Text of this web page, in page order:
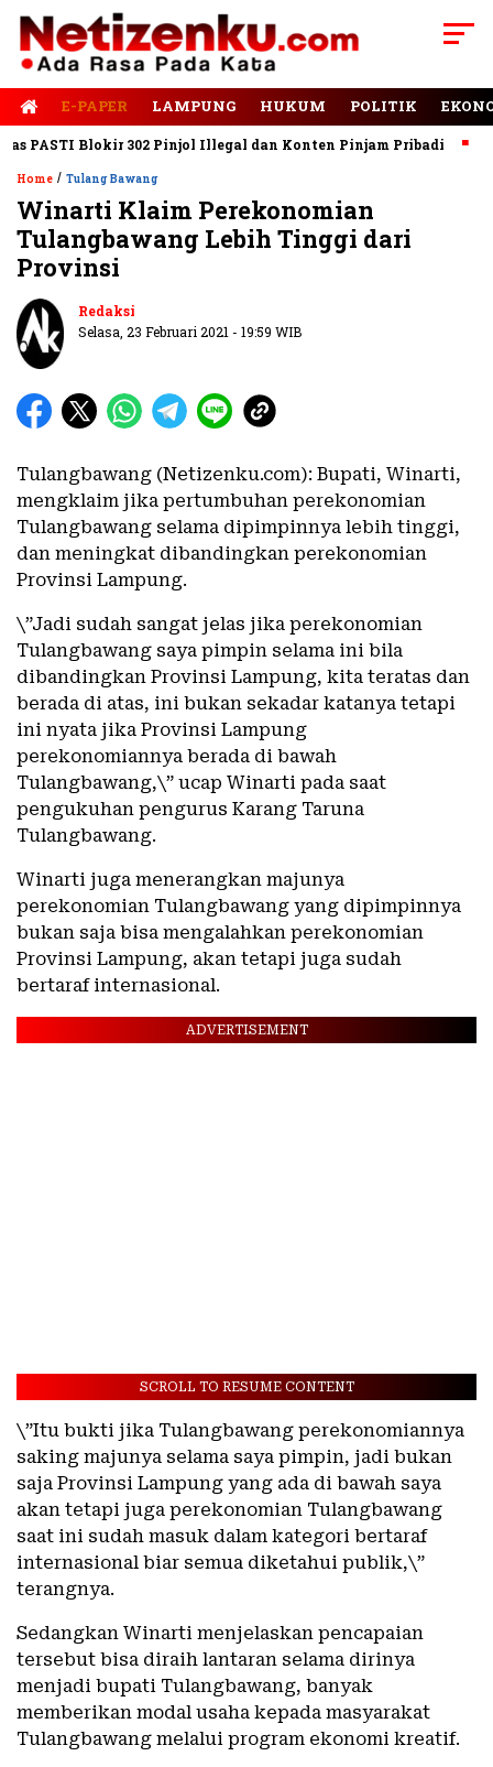
E-PAPER LAMPUNG HUKUM POLITIK
Blokir 302 Pinjol Illegal dan Konten Pinjam Pribadi
Home / Tulang Bawang
Winarti Klaim Perekonomian
Tulangbawang Lebih Tinggi dari
Provinsi
Redaksi
Selasa, 23 Februari 2021 - 19:59 WIB
Tulangbawang (Netizenku.com): Bupati, Winarti,
mengklaim jika pertumbuhan perekonomian
Tulangbawang selama dipimpinnya lebih tinggi,
dan meningkat dibandingkan perekonomian
Provinsi Lampung.
\”Jadi sudah sangat jelas jika perekonomian
Tulangbawang saya pimpin selama ini bila
dibandingkan Provinsi Lampung, kita teratas dan
berada di atas, ini bukan sekadar katanya tetapi
ini nyata jika Provinsi Lampung
perekonomiannya berada di bawah
Tulangbawang,\” ucap Winarti pada saat
pengukuhan pengurus Karang Taruna
Tulangbawang.
Winarti juga menerangkan majunya
perekonomian Tulangbawang yang dipimpinnya
bukan saja bisa mengalahkan perekonomian
Provinsi Lampung, akan tetapi juga sudah
bertaraf internasional.
ADVERTISEMENT
SCROLL TO RESUME CONTENT
\”Itu bukti jika Tulangbawang perekonomiannya
saking majunya selama saya pimpin, jadi bukan
saja Provinsi Lampung yang ada di bawah saya
akan tetapi juga perekonomian Tulangbawang
saat ini sudah masuk dalam kategori bertaraf
internasional biar semua diketahui publik,\”
terangnya.
Sedangkan Winarti menjelaskan pencapaian
tersebut bisa diraih lantaran selama dirinya
menjadi bupati Tulangbawang, banyak
memberikan modal usaha kepada masyarakat
Tulangbawang melalui program ekonomi kreatif.